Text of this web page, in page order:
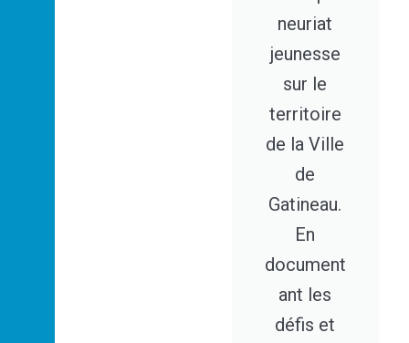
neuriat
jeunesse
sur le
territoire
de la Ville
de
Gatineau.
En
document
ant les
défis et